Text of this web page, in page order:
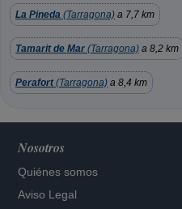
La Pineda (Tarragona) a 7,7 km
Tamarit de Mar (Tarragona) a 8,2 km
Perafort(Tarragona) a 8,4 km
Nosotros
Quiénes somos
Aviso Legal